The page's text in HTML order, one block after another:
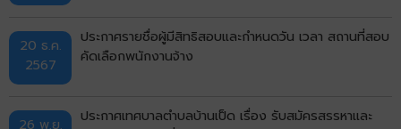
20 ธ.ค.
2567
ประกาศรายชื่อผู้มีสิทธิสอบและกำหนดวัน เวลา สถานที่สอบ
คัดเลือกพนักงานจ้าง
26 พ.ย.
ประกาศเทศบาลตำบลบ้านเป็ด เรื่อง รับสมัครสรรหาและ